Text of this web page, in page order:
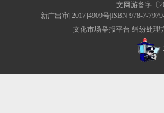
文网游备字〔
新广出审[2017]4909号|ISBN 978-7-
文化市场举报平台 纠纷处理